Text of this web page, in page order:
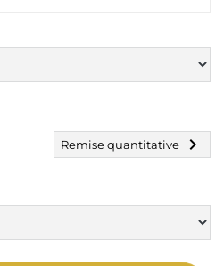
Remise quantitative chevron_right